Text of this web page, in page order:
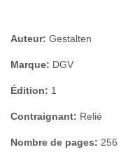
Auteur: Gestalten
Marque: DGV
Édition: 1
Contraignant: Relié
Nombre de pages: 256